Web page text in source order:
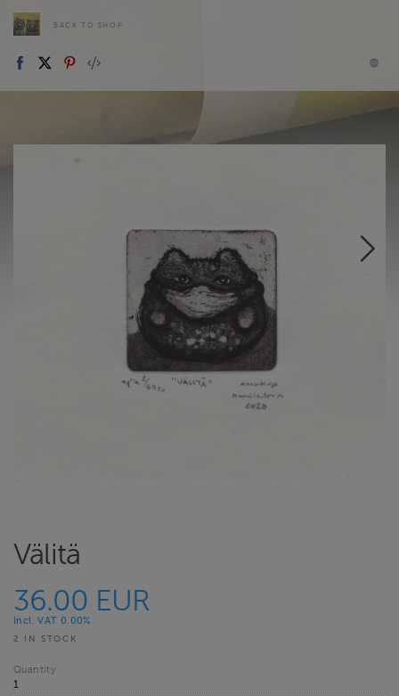
BACK TO SHOP
Välitä
36.00 EUR
Incl. VAT 0.00%
2 IN STOCK
Quantity